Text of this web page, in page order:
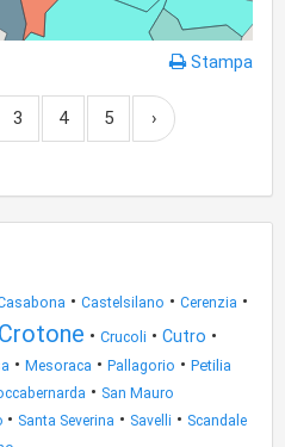
Stampa
3 4 5 ›
• Castelsilano • Cerenzia •
Crotone • Crucoli • Cutro •
• Mesoraca • Pallagorio • Petilia
• San Mauro
• Santa Severina • Savelli • Scandale